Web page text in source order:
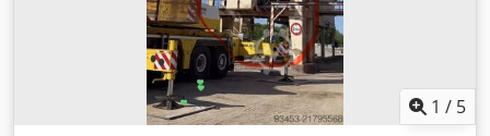
1 / 5